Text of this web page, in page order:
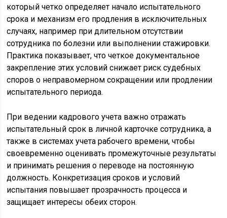
который четко определяет начало испытательного
срока и механизм его продления в исключительных
случаях, например при длительном отсутствии
сотрудника по болезни или выполнении стажировки.
Практика показывает, что четкое документальное
закрепление этих условий снижает риск судебных
споров о неправомерном сокращении или продлении
испытательного периода.
При ведении кадрового учета важно отражать
испытательный срок в личной карточке сотрудника, а
также в системах учета рабочего времени, чтобы
своевременно оценивать промежуточные результаты
и принимать решения о переводе на постоянную
должность. Конкретизация сроков и условий
испытания повышает прозрачность процесса и
защищает интересы обеих сторон.